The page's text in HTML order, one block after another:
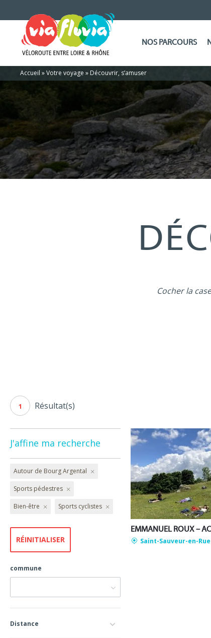
NOS PARCOURS
Accueil »Votre voyage » Découvrir, s’amuser
Cocher la
1 Résultat(s)
J'affine ma recherche
Autour de Bourg Argental
Sports pédestres
Bien-être Sports cyclistes
commune
Distance
Saint-Sauveur-en-Rue